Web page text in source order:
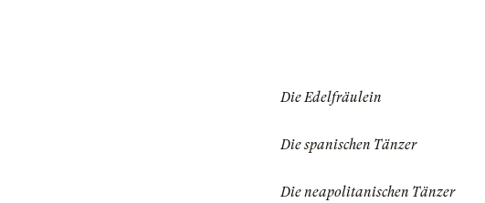
Die Edelfräulein
Die spanischen Tänzer
Die neapolitanischen Tänzer